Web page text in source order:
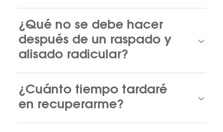
¿Qué no se debe hacer
después de un raspado y
alisado radicular?
¿Cuánto tiempo tardaré
en recuperarme?